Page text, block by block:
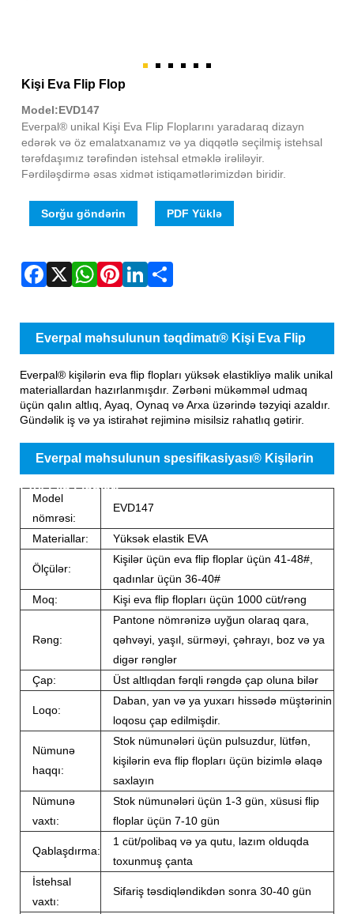
Kişi Eva Flip Flop
Model:EVD147
Everpal® unikal Kişi Eva Flip Floplarını yaradaraq dizayn
edərək və öz emalatxanamız və ya diqqətlə seçilmiş istehsal
tərəfdaşımız tərəfindən istehsal etməklə irəliləyir.
Fərdiləşdirmə əsas xidmət istiqamətlərimizdən biridir.
Sorğu göndərin PDF Yüklə
Everpal məhsulunun təqdimatı® Kişi Eva Flip
Flop
Everpal® kişilərin eva flip flopları yüksək elastikliyə malik unikal
materiallardan hazırlanmışdır. Zərbəni mükəmməl udmaq
üçün qalın altlıq, Ayaq, Oynaq və Arxa üzərində təzyiqi azaldır.
Gündəlik iş və ya istirahət rejiminə misilsiz rahatlıq gətirir.
Everpal məhsulunun spesifikasiyası® Kişilərin
EVA Flip Flopları
Model
nömrəsi:
EVD147
Materiallar: Yüksək elastik EVA
Ölçülər:
Kişilər üçün eva flip floplar üçün 41-48#,
qadınlar üçün 36-40#
Moq:
Kişi eva flip flopları üçün 1000 cüt/rəng
Rəng:
Pantone nömrənizə uyğun olaraq qara,
qəhvəyi, yaşıl, sürməyi, çəhrayı, boz və ya
digər rənglər
Çap:
Üst altlıqdan fərqli rəngdə çap oluna bilər
Loqo:
Daban, yan və ya yuxarı hissədə müştərinin
loqosu çap edilmişdir.
Nümunə
haqqı:
Stok nümunələri üçün pulsuzdur, lütfən,
kişilərin eva flip flopları üçün bizimlə əlaqə
saxlayın
Nümunə
vaxtı:
Stok nümunələri üçün 1-3 gün, xüsusi flip
floplar üçün 7-10 gün
Qablaşdırma:
1 cüt/polibaq və ya qutu, lazım olduqda
toxunmuş çanta
İstehsal
vaxtı:
Sifariş təsdiqləndikdən sonra 30-40 gün